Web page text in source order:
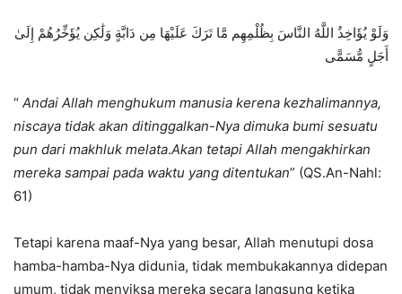
وَلَوْ يُؤَاخِذُ اللَّهُ النَّاسَ بِظُلْمِهِم مَّا تَرَكَ عَلَيْهَا مِن دَابَّةٍ وَلَٰكِن يُؤَخِّرُهُمْ إِلَىٰ
أَجَلٍ مُّسَمًّى
“ Andai Allah menghukum manusia kerena kezhalimannya,
niscaya tidak akan ditinggalkan-Nya dimuka bumi sesuatu
pun dari makhluk melata.Akan tetapi Allah mengakhirkan
mereka sampai pada waktu yang ditentukan” (QS.An-Nahl:
61)
Tetapi karena maaf-Nya yang besar, Allah menutupi dosa
hamba-hamba-Nya didunia, tidak membukakannya didepan
umum, tidak menyiksa mereka secara langsung ketika